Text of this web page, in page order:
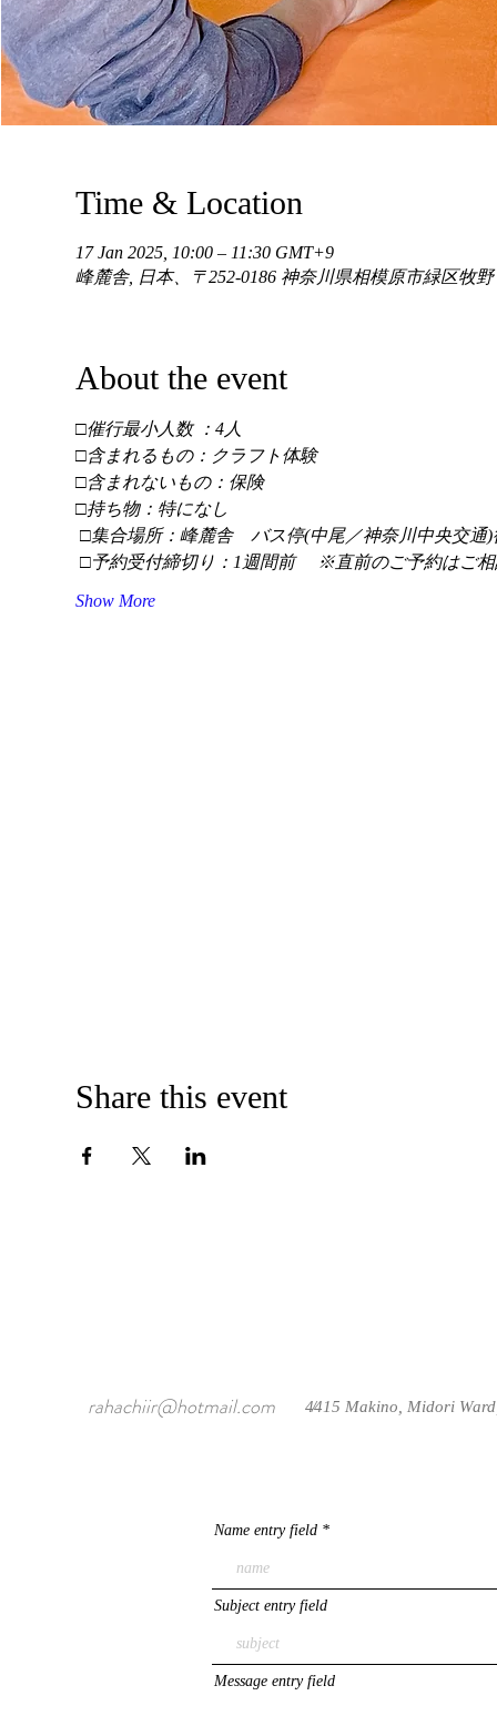
Time & Location
17 Jan 2025, 10:00 – 11:30 GMT+9
峰麓舎, 日本、〒252-0186 神奈川県相模原市緑区牧
About the event
□催行最小人数 ：4人
□含まれるもの：クラフト体験
□含まれないもの：保険
□持ち物：特になし
□集合場所：峰麓舎　バス停(中尾／神奈川中央交通)
□予約受付締切り：1週間前 　※直前のご予約はご
Show More
Share this event
rahachiir@hotmail.com /
4415 Makino, Midori
Name entry field
Subject entry field
Message entry field